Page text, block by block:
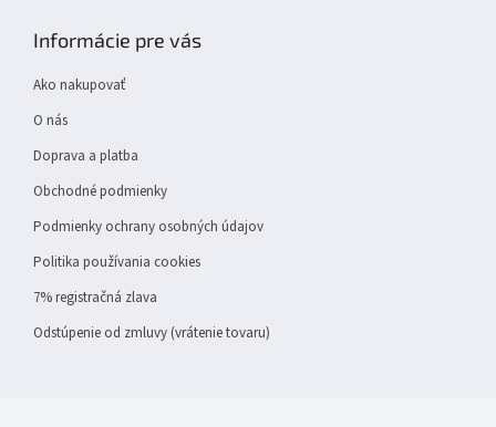
Informácie pre vás
Ako nakupovať
O nás
Doprava a platba
Obchodné podmienky
Podmienky ochrany osobných údajov
Politika používania cookies
7% registračná zlava
Odstúpenie od zmluvy (vrátenie tovaru)